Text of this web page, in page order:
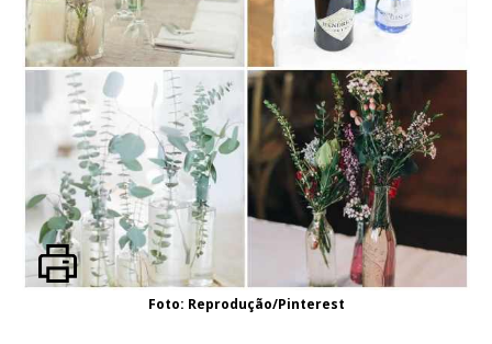
Foto: Reprodução/Pinterest